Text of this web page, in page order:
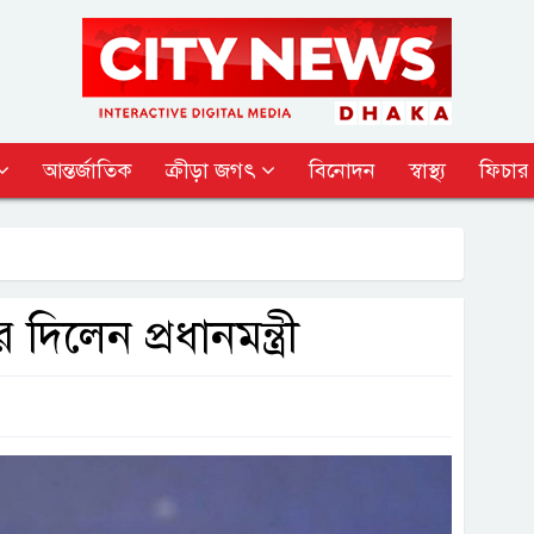
আন্তর্জাতিক ক্রীড়া জগৎ বিনোদন স্বাস্থ্য ফিচার
প্রধানমন্ত্রী